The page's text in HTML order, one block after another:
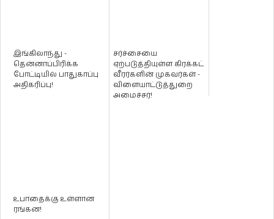
இங்கிலாந்து -
தென்னாப்பிரிக்க
போட்டியில் பாதுகாப்பு
அதிகரிப்பு!
சர்ச்சையை
ஏற்படுத்தியுள்ள கிரக்கட்
வீரர்களின் முகவர்கள் -
விளையாட்டுத்துறை
அமைச்சர்!
உபாதைக்கு உள்ளான
ரங்கன!